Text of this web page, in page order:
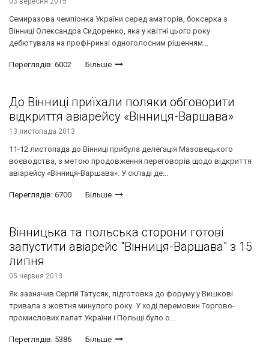
Семиразова чемпіонка України серед аматорів, боксерка з
Вінниці Олександра Сидоренко, яка у квітні цього року
дебютувала на профі-ринзі одноголосним рішенням...
Переглядів: 6002 Більше
До Вінниці приїхали поляки обговорити
відкриття авіарейсу «Вінниця-Варшава»
13 листопада 2013
11-12 листопада до Вінниці прибула делегація Мазовецького
воєводства, з метою продовження переговорів щодо відкриття
авіарейсу «Вінниця-Варшава». У складі де...
Переглядів: 6700 Більше
Вінницька та польська сторони готові
запустити авіарейс "Вінниця-Варшава" з 15
липня
05 червня 2013
Як зазначив Сергій Татусяк, підготовка до форуму у Вишкові
тривала з жовтня минулого року. У ході перемовин Торгово-
промислових палат України і Польщі було о...
Переглядів: 5386 Більше